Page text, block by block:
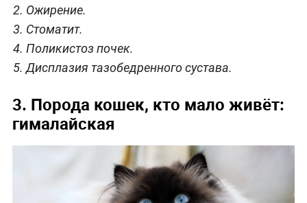
Ожирение.
Стоматит.
Поликистоз почек.
Дисплазия тазобедренного сустава.
3. Порода кошек, кто мало живёт:
гималайская